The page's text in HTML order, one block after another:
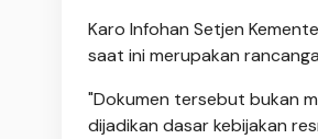
Karo Infohan Setjen
saat ini merupakan
"Dokumen tersebut bukan
dijadikan dasar kebijakan